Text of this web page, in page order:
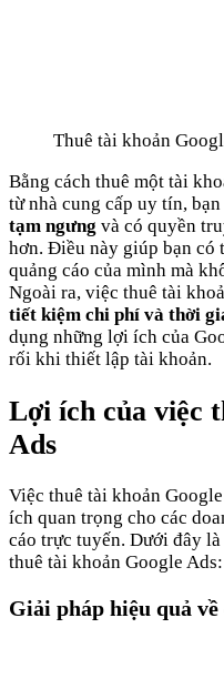
Thuê tài khoản
Bằng cách thuê một tài
từ nhà cung cấp uy tín,
tạm ngưng và có quyền
hơn. Điều này giúp bạn có
quảng cáo của mình mà
Ngoài ra, việc thuê tài
tiết kiệm chi phí và thời
dụng những lợi ích của
rối khi thiết lập tài khoản.
Lợi ích của việc
Ads
Việc thuê tài khoản
ích quan trọng cho các
cáo trực tuyến. Dưới đây
thuê tài khoản Google Ads:
Giải pháp hiệu quả